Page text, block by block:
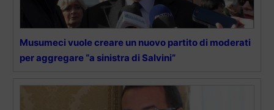
Musumeci vuole creare un nuovo partito di moderati
per aggregare “a sinistra di Salvini”